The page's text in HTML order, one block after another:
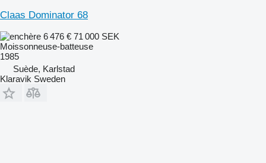
Claas Dominator 68
6 476 € 71 000 SEK
Moissonneuse-batteuse
1985
Suède, Karlstad
Klaravik Sweden